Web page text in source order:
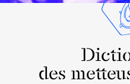
des